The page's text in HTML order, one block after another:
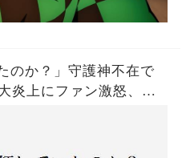
のか？」守護神不在で
炎上にファン激怒、ド